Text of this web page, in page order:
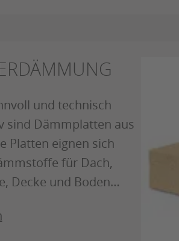
und technisch
sind Dämmplatten aus
Platten eignen sich
für Dach,
Decke und Boden…